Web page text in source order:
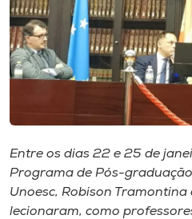
Cultura
Editora
Entre os dias 22 e 25 de
Programa de Pós-
Unoesc, Robison Tramontina
lecionaram, como